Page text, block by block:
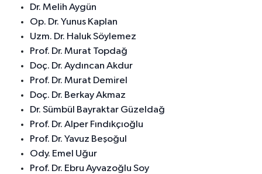
Dr. Melih Aygün
Op. Dr. Yunus Kaplan
Uzm. Dr. Haluk Söylemez
Prof. Dr. Murat Topdağ
Doç. Dr. Aydıncan Akdur
Prof. Dr. Murat Demirel
Doç. Dr. Berkay Akmaz
Dr. Sümbül Bayraktar Güzeldağ
Prof. Dr. Alper Fındıkçıoğlu
Prof. Dr. Yavuz Beşoğul
Ody. Emel Uğur
Prof. Dr. Ebru Ayvazoğlu Soy